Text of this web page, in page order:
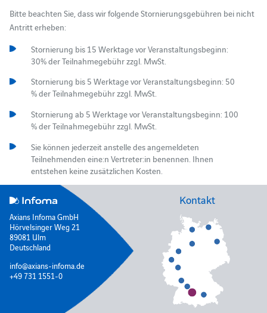
Bitte beachten Sie, dass wir folgende Stornierungsgebühren bei nicht
Antritt erheben:
Stornierung bis 15 Werktage vor Veranstaltungsbeginn:
30% der Teilnahmegebühr zzgl. MwSt.
Stornierung bis 5 Werktage vor Veranstaltungsbeginn: 50
% der Teilnahmegebühr zzgl. MwSt.
Stornierung ab 5 Werktage vor Veranstaltungsbeginn: 100
% der Teilnahmegebühr zzgl. MwSt.
Sie können jederzeit anstelle des angemeldeten
Teilnehmenden eine:n Vertreter:in benennen. Ihnen
entstehen keine zusätzlichen Kosten.
Axians Infoma GmbH
Hörvelsinger Weg 21
89081 Ulm
Deutschland
info@axians-infoma.de
+49 731 1551-0
Kontakt